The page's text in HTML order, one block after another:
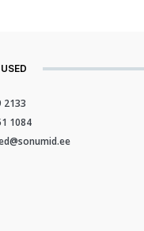
2133
1084